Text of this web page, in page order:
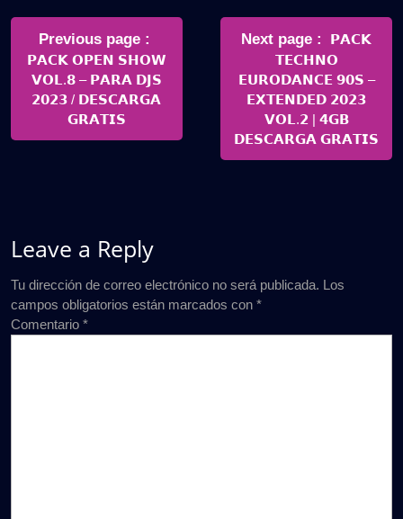
Navegación
entradas
Previous page
Posts
𝗣𝗔𝗖𝗞 𝗢𝗣𝗘𝗡 𝗦𝗛𝗢𝗪
𝗩𝗢𝗟.𝟴 – 𝗣𝗔𝗥𝗔 𝗗𝗝𝗦
𝟮𝟬𝟮𝟯 / 𝗗𝗘𝗦𝗖𝗔𝗥𝗚𝗔
𝗚𝗥𝗔𝗧𝗜𝗦
Next page
Newer
Posts
𝗣𝗔𝗖𝗞
𝗧𝗘𝗖𝗛𝗡𝗢
𝗘𝗨𝗥𝗢𝗗𝗔𝗡𝗖𝗘 𝟵𝟬𝗦 –
𝗘𝗫𝗧𝗘𝗡𝗗𝗘𝗗 𝟮𝟬𝟮𝟯
𝗩𝗢𝗟.𝟮 | 𝟰𝗚𝗕
𝗗𝗘𝗦𝗖𝗔𝗥𝗚𝗔 𝗚𝗥𝗔𝗧𝗜𝗦
Leave a Reply
Tu dirección de correo electrónico no será publicada. Los
campos obligatorios están marcados con *
Comentario *